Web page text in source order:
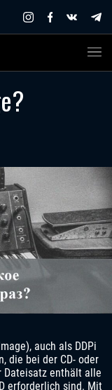
auch als DDPi
die bei der CD- oder
Dateisatz enthält alle
erforderlich sind. Mit